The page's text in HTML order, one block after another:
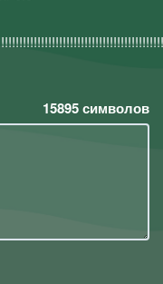
15895символов